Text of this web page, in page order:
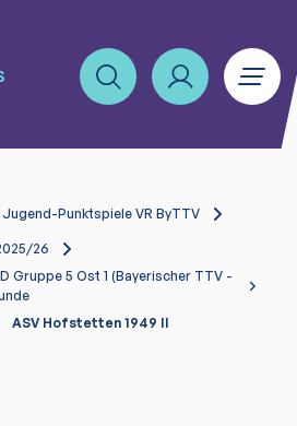
Jugend-Punktspiele VR ByTTV
26
Gruppe 5 Ost 1 (Bayerischer TTV -
ASV Hofstetten 1949 II